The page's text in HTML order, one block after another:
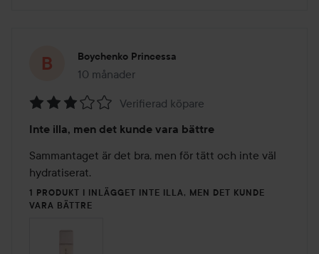
Boychenko Princessa
10 månader
Inlägget skapades 10 månader
3
av
5
Verifierad köpare
Inte illa, men det kunde vara bättre
Sammantaget är det bra, men för tätt och inte väl
hydratiserat.
1 PRODUKT I INLÄGGET INTE ILLA, MEN DET KUNDE
VARA BÄTTRE